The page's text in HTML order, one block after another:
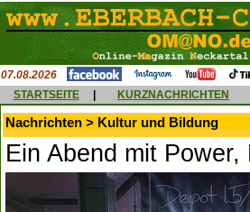
07.08.2026
STARTSEITE
KURZNACHRICHTEN
Nachrichten > Kultur und Bildung
Ein Abend mit